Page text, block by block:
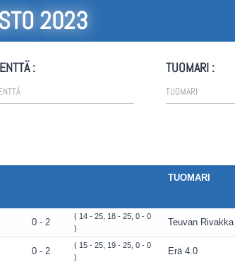
2023
: TUOMARI :
TUOMARI
0 - 2
( 14 - 25, 18 - 25, 0 - 0
)
Teuvan Rivakka
0 - 2
( 15 - 25, 19 - 25, 0 - 0
)
Erä 4.0